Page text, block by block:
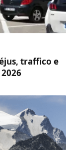
traffico e